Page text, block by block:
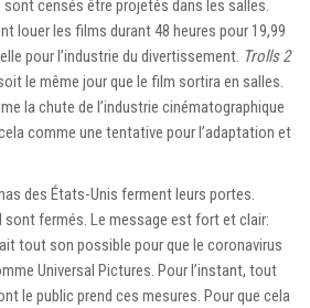
censés être projetés dans les salles.
louer les films durant 48 heures pour 19,99
pour l’industrie du divertissement. Trolls 2
le même jour que le film sortira en salles.
la chute de l’industrie cinématographique
comme une tentative pour l’adaptation et
des États-Unis ferment leurs portes.
sont fermés. Le message est fort et clair:
tout son possible pour que le coronavirus
Universal Pictures. Pour l’instant, tout
le public prend ces mesures. Pour que cela